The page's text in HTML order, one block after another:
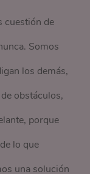
cuestión de
Somos
los demás,
obstáculos,
porque
lo que
una solución